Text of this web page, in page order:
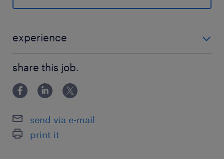
世界最大規模を誇る、コンサルティング・アウト
運営しており、風通し良く頑張りが評価されやす
い社風です。【環境】受動喫煙対策あり（禁
煙）・オフィスカジュアル
最寄駅
大江戸線／勝どき駅（徒歩10分）
experience
OK！ ※オフィス内の巡回あり、動きもあるオシゴト！
※人気の電話対応なし！ 【面談なし登録もOK】最短5
分！入力するだけで登録完了！
share this job.
send via e-mail
print it